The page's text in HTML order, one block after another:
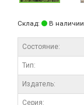
Склад: В наличии
Состояние:
Тип:
Издатель:
Серия: